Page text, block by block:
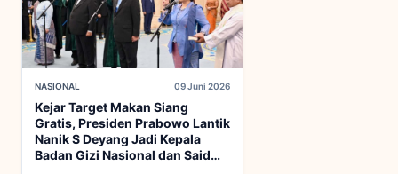
NASIONAL 09 Juni 2026
Kejar Target Makan Siang
Gratis, Presiden Prabowo Lantik
Nanik S Deyang Jadi Kepala
Badan Gizi Nasional dan Said